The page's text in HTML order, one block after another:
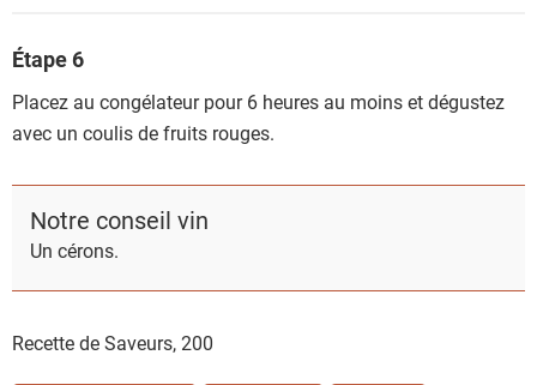
Étape 6
Placez au congélateur pour 6 heures au moins et dégustez
avec un coulis de fruits rouges.
Notre conseil vin
Un cérons.
Recette de Saveurs,200